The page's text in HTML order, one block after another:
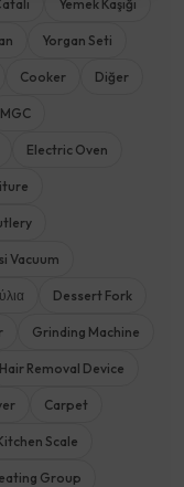
Yemek Kaşığı
Yorgan Seti
Cooker Diğer
MGC
Electric Oven
Vacuum
Dessert Fork
Grinding Machine
Hair Removal Device
Carpet
Scale
Group